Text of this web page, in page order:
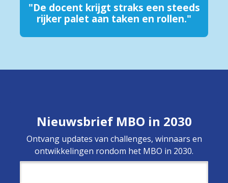
"De docent krijgt straks een steeds
rijker palet aan taken en rollen."
Nieuwsbrief MBO in 2030
Ontvang updates van challenges, winnaars en
ontwikkelingen rondom het MBO in 2030.